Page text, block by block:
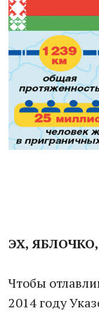
ЭХ,
Чтобы
2014 году